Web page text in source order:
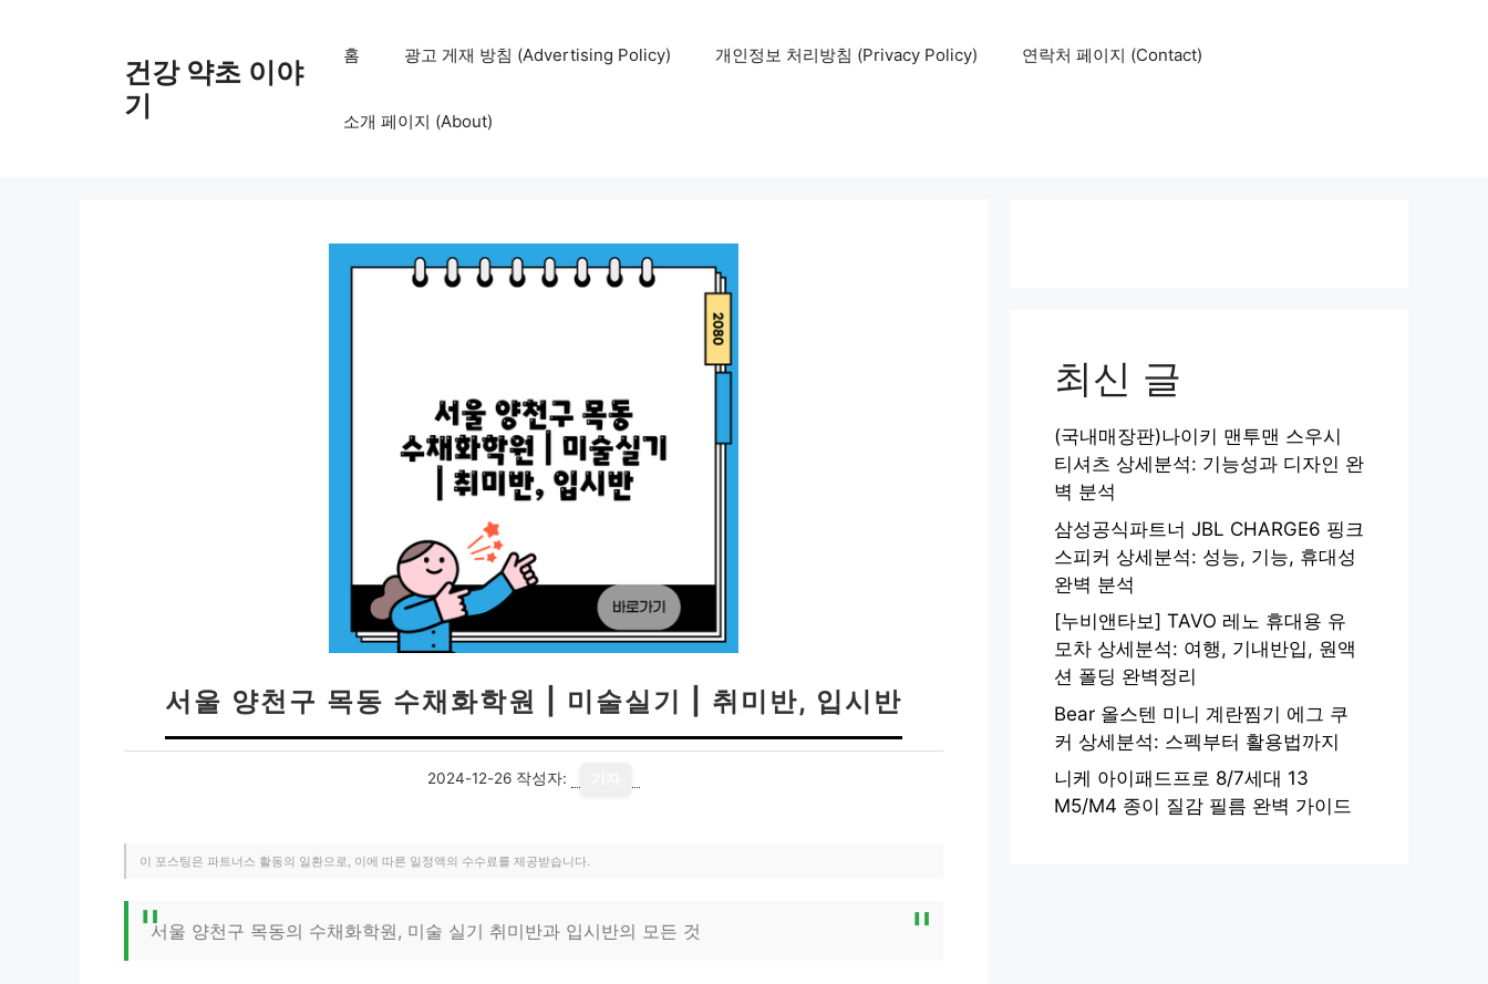
건강 약초 이야
기
홈 광고 게재 방침 (Advertising Policy) 개인정보 처리방침 (Privacy Policy) 연락처 페이지 (Contact)
소개 페이지 (About)
서울 양천구 목동 수채화학원 | 미술실기 | 취미반, 입시반
2024-12-26 작성자:
이 포스팅은 파트너스 활동의 일환으로, 이에 따른 일정액의 수수료를 제공받습니다.
서울 양천구 목동의 수채화학원, 미술 실기 취미반과 입시반의 모든 것
최신 글
(국내매장판)나이키 맨투맨 스우시
티셔츠 상세분석: 기능성과 디자인 완
벽 분석
삼성공식파트너 JBL CHARGE6 핑크
스피커 상세분석: 성능, 기능, 휴대성
완벽 분석
[누비앤타보] TAVO 레노 휴대용 유
모차 상세분석: 여행, 기내반입, 원액
션 폴딩 완벽정리
Bear 올스텐 미니 계란찜기 에그 쿠
커 상세분석: 스펙부터 활용법까지
니케 아이패드프로 8/7세대 13
M5/M4 종이 질감 필름 완벽 가이드